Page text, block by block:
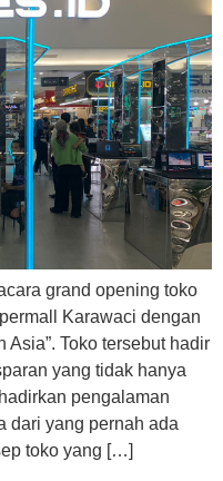
grand opening toko
Karawaci dengan
Asia”. Toko tersebut hadir
yang tidak hanya
pengalaman
dari yang pernah ada
toko yang […]